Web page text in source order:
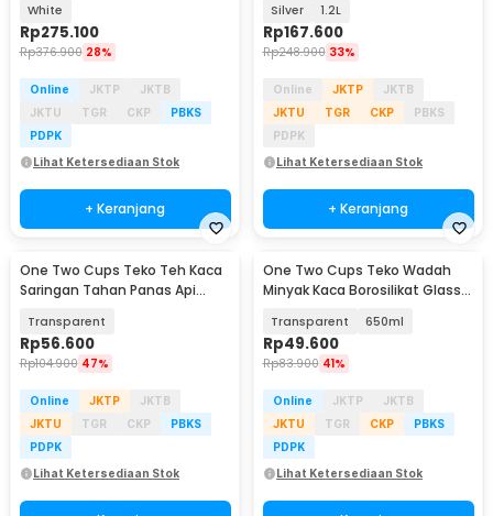
White
Rp275.100
Rp376.900 28%
Online JKTP
JKTB
JKTU
TGR CKP
PBKS
PDPK
Lihat Ketersediaan Stok
+ Keranjang
Silver 1.2L
Rp167.600
Rp248.900 33%
Online JKTP
JKTB
JKTU
TGR CKP
PBKS
PDPK
Lihat Ketersediaan Stok
+ Keranjang
One Two Cups Teko Teh Kaca
Saringan Tahan Panas Api
Transparent
Rp56.600
Rp104.900 47%
Online JKTP
JKTB
JKTU
TGR CKP
PBKS
PDPK
Lihat Ketersediaan Stok
One Two Cups Teko Wadah
Minyak Kaca Borosilikat Glass
Transparent 650ml
Rp49.600
Rp83.900 41%
Online JKTP
JKTB
JKTU
TGR CKP
PBKS
PDPK
Lihat Ketersediaan Stok